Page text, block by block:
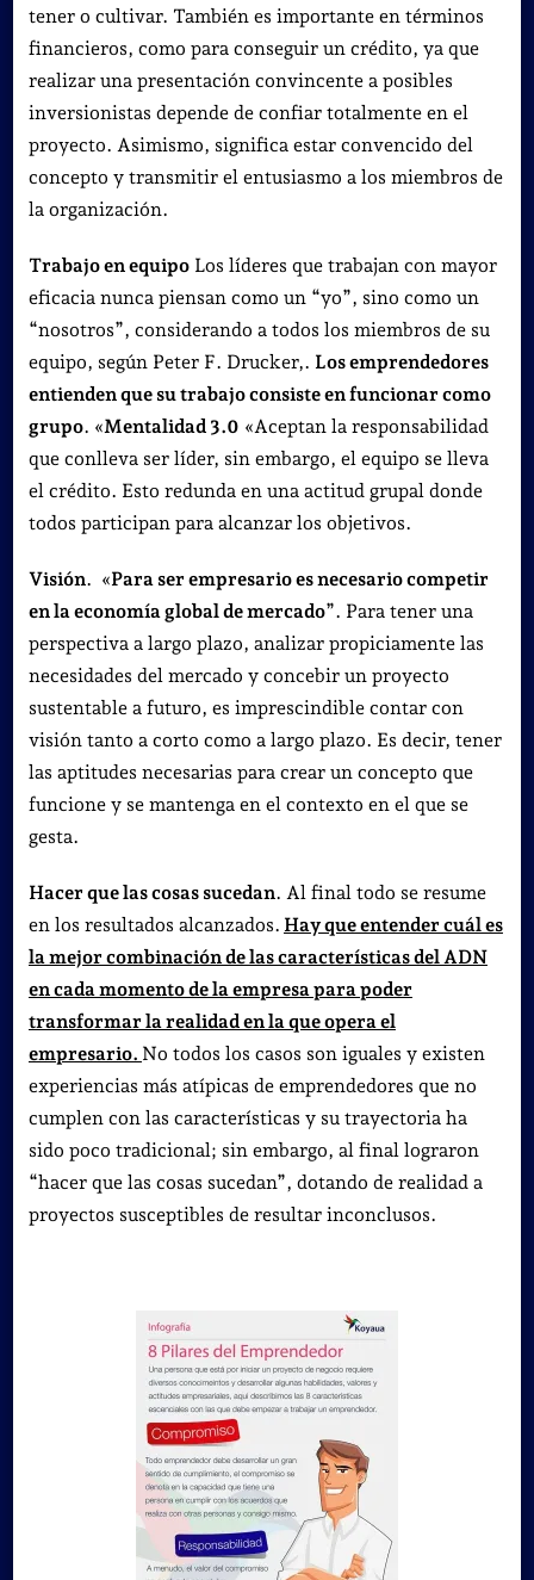
tener o cultivar. También es importante en términos
financieros, como para conseguir un crédito, ya que
realizar una presentación convincente a posibles
inversionistas depende de confiar totalmente en el
proyecto. Asimismo, significa estar convencido del
concepto y transmitir el entusiasmo a los miembros de
la organización.
Trabajo en equipoLos líderes que trabajan con mayor
eficacia nunca piensan como un “yo”, sino como un
“nosotros”, considerando a todos los miembros de su
equipo, según Peter F. Drucker,. Los emprendedores
entienden que su trabajo consiste en funcionar como
grupo. «Mentalidad 3.0 «Aceptan la responsabilidad
que conlleva ser líder, sin embargo, el equipo se lleva
el crédito. Esto redunda en una actitud grupal donde
todos participan para alcanzar los objetivos.
Visión. «Para ser empresario es necesario competir
en la economía global de mercado”. Para tener una
perspectiva a largo plazo, analizar propiciamente las
necesidades del mercado y concebir un proyecto
sustentable a futuro, es imprescindible contar con
visión tanto a corto como a largo plazo. Es decir, tener
las aptitudes necesarias para crear un concepto que
funcione y se mantenga en el contexto en el que se
gesta.
Hacer que las cosas sucedan. Al final todo se resume
en los resultados alcanzados. Hay que entender cuál es
la mejor combinación de las características del ADN
en cada momento de la empresa para poder
transformar la realidad en la que opera el
empresario. No todos los casos son iguales y existen
experiencias más atípicas de emprendedores que no
cumplen con las características y su trayectoria ha
sido poco tradicional; sin embargo, al final lograron
“hacer que las cosas sucedan”, dotando de realidad a
proyectos susceptibles de resultar inconclusos.